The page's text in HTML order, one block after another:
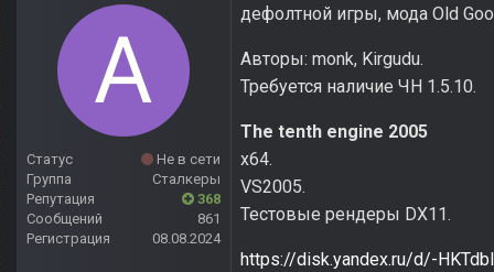
Статус
Не в сети
Группа
Сталкеры
Репутация
368
Сообщений
861
Регистрация
08.08.2024
дефолтной игры, мода Old
Авторы: monk, Kirgudu.
Требуется наличие ЧН 1.5.10.
The tenth engine 2005
x64.
VS2005.
Тестовые рендеры DX11.
https://disk.yandex.ru/d/-